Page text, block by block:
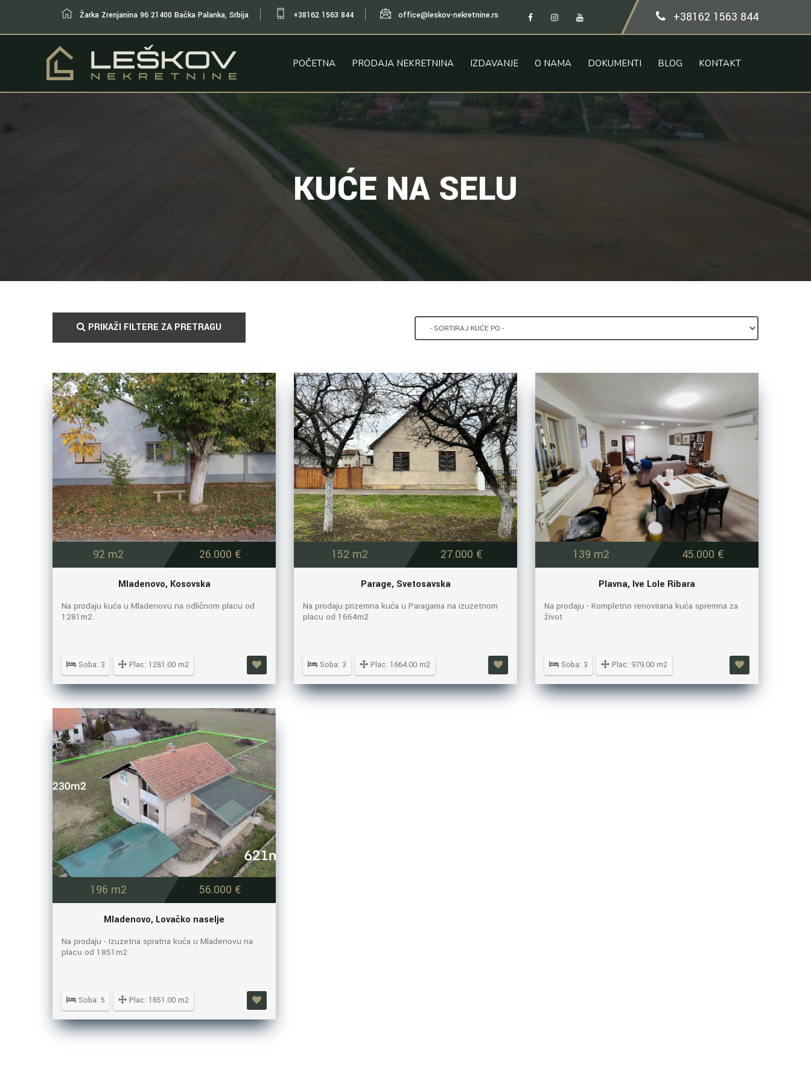
Žarka Zrenjanina 96 21400 Bačka Palanka, Srbija +38162 1563 844 office@leskov-nekretnine.rs +38162 1563 844
POČETNA PRODAJA NEKRETNINA IZDAVANJE O NAMA DOKUMENTI BLOG KONTAKT
KUĆE NA SELU
PRIKAŽI FILTERE ZA PRETRAGU
92 m2 26.000 €
Mladenovo, Kosovska
Na prodaju kuća u Mladenovu na odličnom placu od
1281m2.
Soba: 3 Plac: 1281.00 m2
152 m2 27.000 €
Parage, Svetosavska
Na prodaju prizemna kuća u Paragama na izuzetnom
placu od 1664m2
Soba: 3 Plac: 1664.00 m2
139 m2 45.000 €
Plavna, Ive Lole Ribara
Na prodaju - Kompletno renovirana kuća spremna za
život
Soba: 3 Plac: 979.00 m2
196 m2 56.000 €
Mladenovo, Lovačko naselje
Na prodaju - Izuzetna spratna kuća u Mladenovu na
placu od 1851m2
Soba: 5 Plac: 1851.00 m2